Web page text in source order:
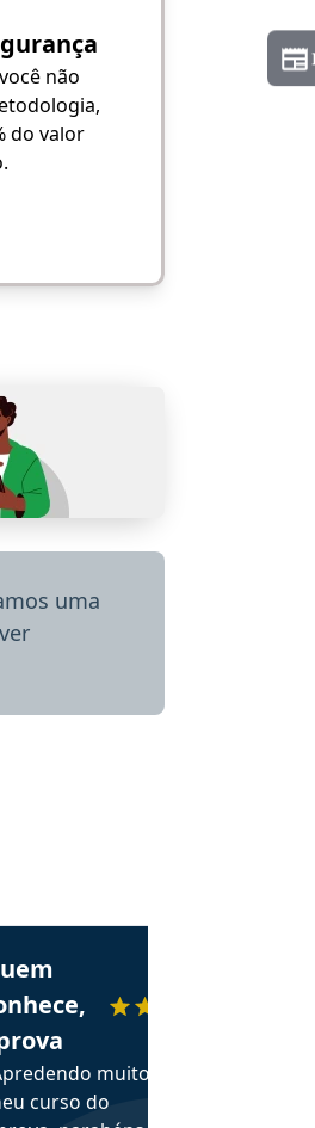
não
do valor
uma
depoimento
Alessandra recomenda o Aprova
muito no
curso do